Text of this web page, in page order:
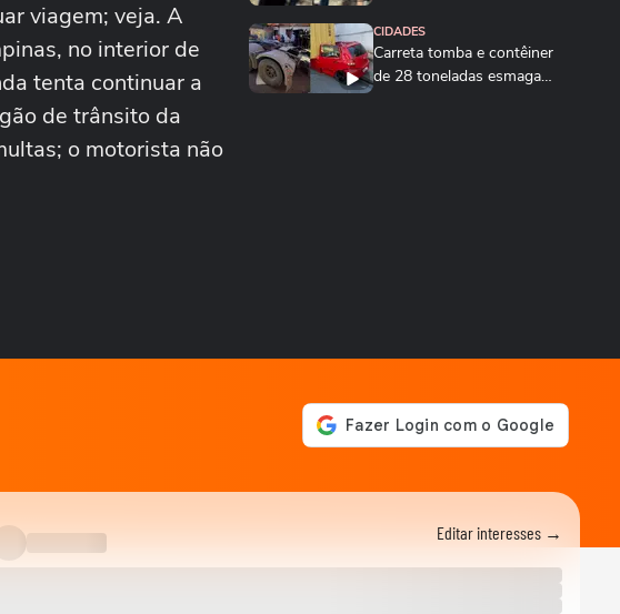
viagem; veja. A
no interior de
tenta continuar a
de trânsito da
o motorista não
CIDADES
Carreta tomba e contêiner
de 28 toneladas esmaga
fogo em...
PM resgata trabalhador
boliviano após fuga de
oficina de costura...
Vereadora do PL manda
para o Ceará e é...
Ciclone extratropical coloca
SP em alerta e governo cria
Editar interesses →